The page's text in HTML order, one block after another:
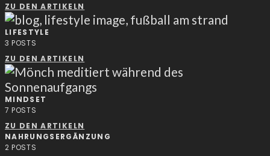
ZU DEN ARTIKELN
LIFESTYLE
3 POSTS
ZU DEN ARTIKELN
MINDSET
7 POSTS
ZU DEN ARTIKELN
NAHRUNGSERGÄNZUNG
2 POSTS